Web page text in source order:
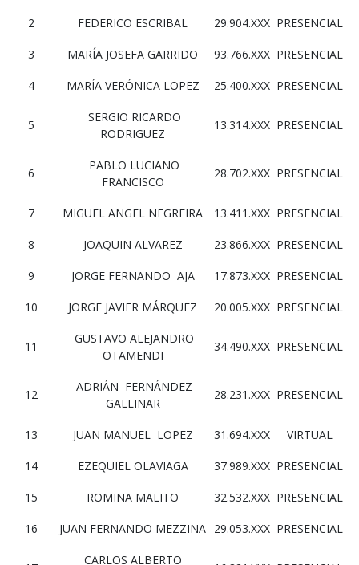
2 FEDERICO ESCRIBAL 29.904.XXX PRESENCIAL
3 MARÍA JOSEFA GARRIDO 93.766.XXX PRESENCIAL
4 MARÍA VERÓNICA LOPEZ 25.400.XXX PRESENCIAL
5
SERGIO RICARDO
RODRIGUEZ
13.314.XXX PRESENCIAL
6
PABLO LUCIANO
FRANCISCO
28.702.XXX PRESENCIAL
7 MIGUEL ANGEL NEGREIRA 13.411.XXX PRESENCIAL
8 JOAQUIN ALVAREZ 23.866.XXX PRESENCIAL
9 JORGE FERNANDO AJA 17.873.XXX PRESENCIAL
10 JORGE JAVIER MÁRQUEZ 20.005.XXX PRESENCIAL
11
GUSTAVO ALEJANDRO
OTAMENDI
34.490.XXX PRESENCIAL
12
ADRIÁN FERNÁNDEZ
GALLINAR
28.231.XXX PRESENCIAL
13 JUAN MANUEL LOPEZ 31.694.XXX VIRTUAL
14 EZEQUIEL OLAVIAGA 37.989.XXX PRESENCIAL
15 ROMINA MALITO 32.532.XXX PRESENCIAL
16 JUAN FERNANDO MEZZINA 29.053.XXX PRESENCIAL
CARLOS ALBERTO